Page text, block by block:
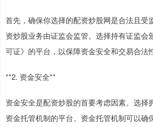
首先，确保你选择的配资炒股网是合法且受
资炒股业务由证监会监管。选择持有证监会
可证》的平台，以保障资金安全和交易合法性
**2. 资金安全**
资金安全是配资炒股的首要考虑因素。选择
资金托管机制的平台。资金托管机制可以确